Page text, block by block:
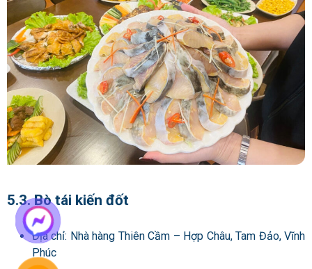
5.3. Bò tái kiến đốt
Địa chỉ: Nhà hàng Thiên Cầm – Hợp Châu, Tam Đảo, Vĩnh
Phúc